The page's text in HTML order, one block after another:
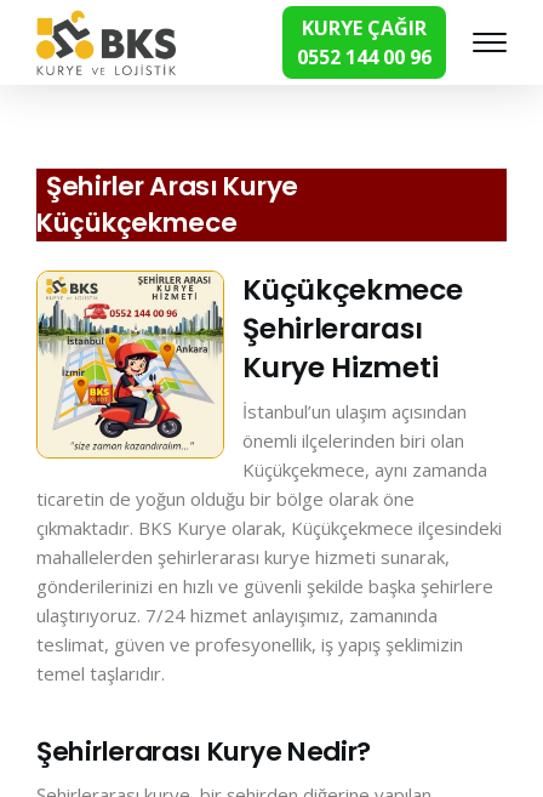
KURYE ÇAĞIR
0552 144 00 96
Hızlı Kurye Hizmetleri
Şehirler Arası Kurye
Küçükçekmece
Küçükçekmece
Şehirlerarası
Kurye Hizmeti
İstanbul’un ulaşım açısından
önemli ilçelerinden biri olan
Küçükçekmece, aynı zamanda
ticaretin de yoğun olduğu bir bölge olarak öne
çıkmaktadır. BKS Kurye olarak, Küçükçekmece ilçesindeki
mahallelerden şehirlerarası kurye hizmeti sunarak,
gönderilerinizi en hızlı ve güvenli şekilde başka şehirlere
ulaştırıyoruz. 7/24 hizmet anlayışımız, zamanında
teslimat, güven ve profesyonellik, iş yapış şeklimizin
temel taşlarıdır.
Şehirlerarası Kurye Nedir?